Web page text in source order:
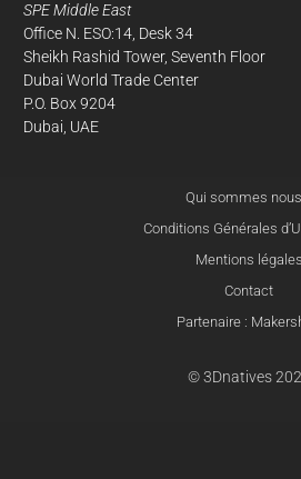
SPE Middle East
Office N. ESO:14, Desk 34
Sheikh Rashid Tower, Seventh Floor
Dubai World Trade Center
P.O. Box 9204
Dubai, UAE
Qui sommes
Conditions Générales
Mentions légales
Contact
Partenaire :
© 3Dnatives